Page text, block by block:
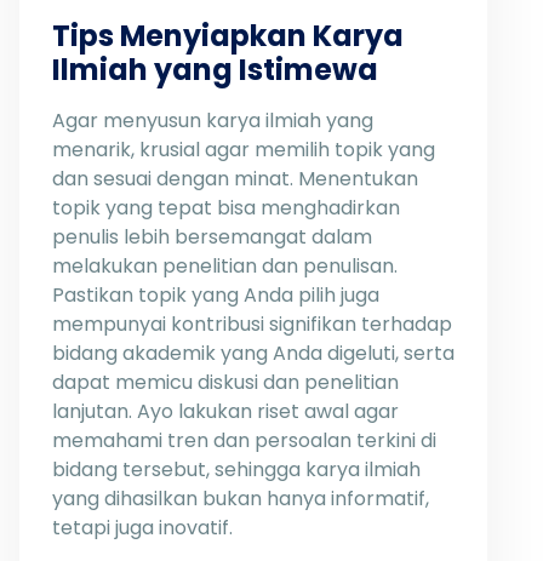
Tips Menyiapkan Karya
Ilmiah yang Istimewa
Agar menyusun karya ilmiah yang
menarik, krusial agar memilih topik yang
dan sesuai dengan minat. Menentukan
topik yang tepat bisa menghadirkan
penulis lebih bersemangat dalam
melakukan penelitian dan penulisan.
Pastikan topik yang Anda pilih juga
mempunyai kontribusi signifikan terhadap
bidang akademik yang Anda digeluti, serta
dapat memicu diskusi dan penelitian
lanjutan. Ayo lakukan riset awal agar
memahami tren dan persoalan terkini di
bidang tersebut, sehingga karya ilmiah
yang dihasilkan bukan hanya informatif,
tetapi juga inovatif.